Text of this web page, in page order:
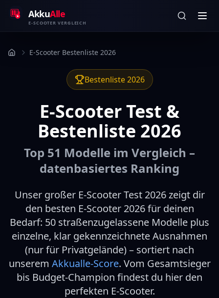
AkkuAlle
E-SCOOTER VERGLEICH
E-Scooter Bestenliste 2026
Bestenliste 2026
E-Scooter Test &
Bestenliste 2026
Top 51 Modelle im Vergleich –
datenbasiertes Ranking
Unser großer E-Scooter Test 2026 zeigt dir
den besten E-Scooter 2026 für deinen
Bedarf: 50 straßenzugelassene Modelle plus
einzelne, klar gekennzeichnete Ausnahmen
(nur für Privatgelände)– sortiert nach
unserem Akkualle-Score. Vom Gesamtsieger
bis Budget-Champion findest du hier den
perfekten E-Scooter.